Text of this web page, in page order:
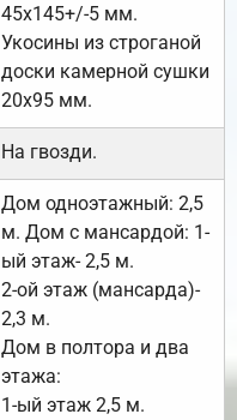
45х145+/-5 мм.
Укосины из строганой
доски камерной сушки
20х95 мм.
На гвозди.
Дом одноэтажный: 2,5
м. Дом с мансардой: 1-
ый этаж- 2,5 м.
2-ой этаж (мансарда)-
2,3 м.
Дом в полтора и два
этажа:
1-ый этаж 2,5 м.